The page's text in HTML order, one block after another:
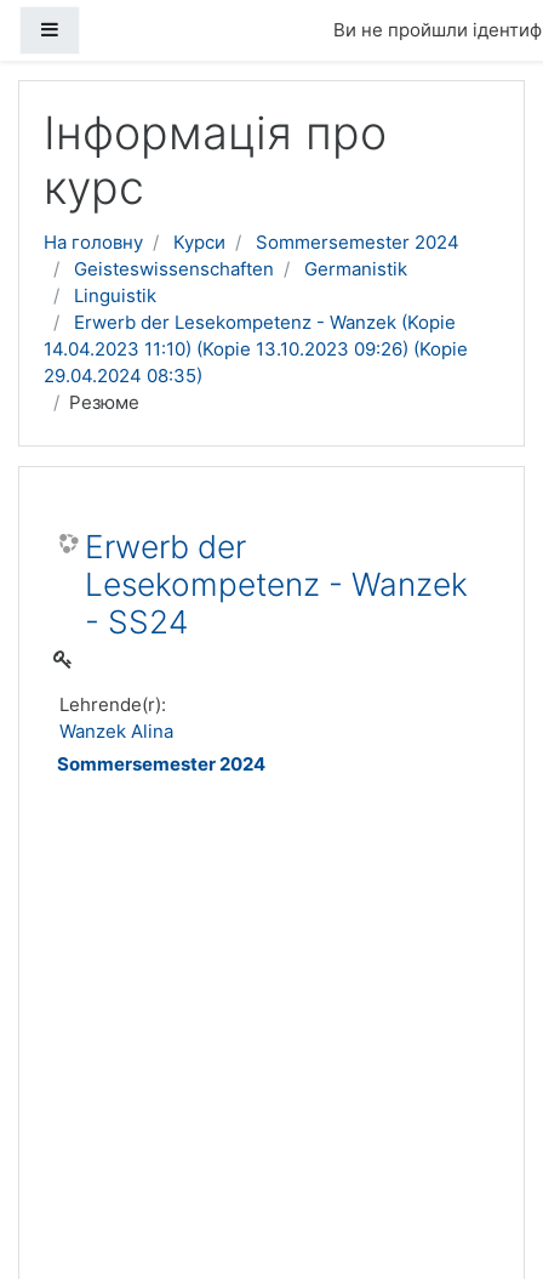
Ви не пройшли
Інформація про
курс
На головну Курси
Sommersemester 2024
Geisteswissenschaften
Germanistik
Linguistik
Erwerb der Lesekompetenz - Wanzek (Kopie
14.04.2023 11:10) (Kopie 13.10.2023 09:26) (Kopie
29.04.2024 08:35)
Резюме
Erwerb der
Lesekompetenz - Wanzek
- SS24
Lehrende(r):
Wanzek Alina
Sommersemester 2024